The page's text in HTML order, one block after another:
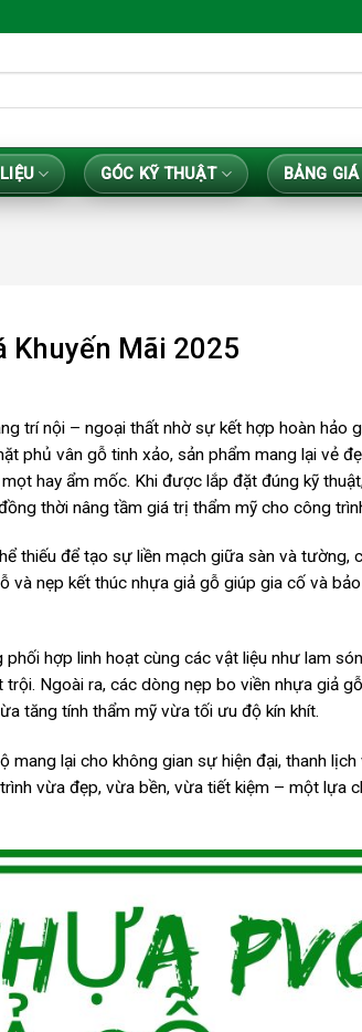
GÓC KỸ THUẬT BẢNG GIÁ
Khuyến Mãi 2025
trí nội – ngoại thất nhờ sự kết hợp hoàn hảo
phủ vân gỗ tinh xảo, sản phẩm mang lại vẻ
hay ẩm mốc. Khi được lắp đặt đúng kỹ
thời nâng tầm giá trị thẩm mỹ cho công
thiếu để tạo sự liền mạch giữa sàn và tường,
và nẹp kết thúc nhựa giả gỗ giúp gia cố và
hợp linh hoạt cùng các vật liệu như lam
Ngoài ra, các dòng nẹp bo viền nhựa giả
tăng tính thẩm mỹ vừa tối ưu độ kín khít.
lại cho không gian sự hiện đại, thanh lịch
vừa đẹp, vừa bền, vừa tiết kiệm – một lựa